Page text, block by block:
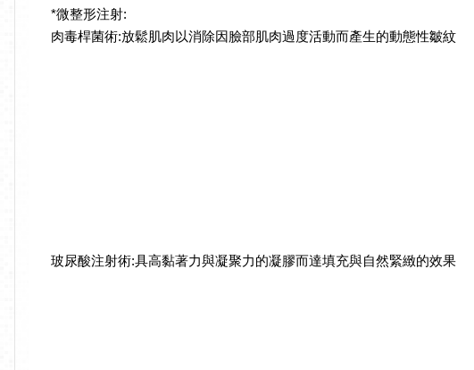
*微整形注射:
肉毒桿菌術:放鬆肌肉以消除因臉部肌肉過度活動而產生的動態性皺紋
玻尿酸注射術:具高黏著力與凝聚力的凝膠而達填充與自然緊緻的效果